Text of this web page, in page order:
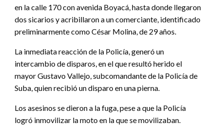
en la calle 170 con avenida Boyacá, hasta donde llegaron
dos sicarios y acribillaron a un comerciante, identificado
preliminarmente como César Molina, de 29 años.
La inmediata reacción de la Policía, generó un
intercambio de disparos, en el que resultó herido el
mayor Gustavo Vallejo, subcomandante de la Policía de
Suba, quien recibió un disparo en una pierna.
Los asesinos se dieron a la fuga, pese a que la Policía
logró inmovilizar la moto en la que se movilizaban.